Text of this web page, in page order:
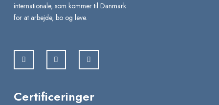
internationale, som kommer til Danmark
for at arbejde, bo og leve.
Certificeringer